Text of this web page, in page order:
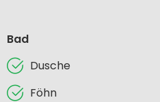
Bad
Dusche
Föhn